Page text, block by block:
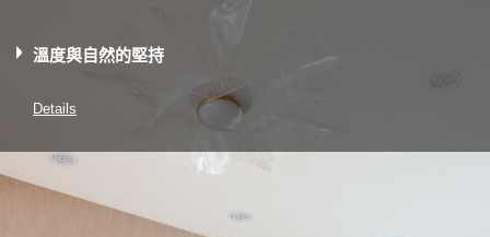
溫度與自然的堅持
Details